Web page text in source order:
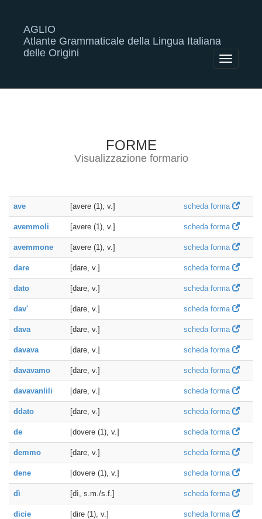
AGLIO
Atlante Grammaticale della Lingua Italiana
delle Origini
Toggle
FORME
Visualizzazione formario
ave [avere (1), v.] scheda forma
avemmoli [avere (1), v.] scheda forma
avemmone [avere (1), v.] scheda forma
dare [dare, v.] scheda forma
dato [dare, v.] scheda forma
dav' [dare, v.] scheda forma
dava [dare, v.] scheda forma
davava [dare, v.] scheda forma
davavamo [dare, v.] scheda forma
davavanlili [dare, v.] scheda forma
ddato [dare, v.] scheda forma
de [dovere (1), v.] scheda forma
demmo [dare, v.] scheda forma
dene [dovere (1), v.] scheda forma
dì [dì, s.m./s.f.] scheda forma
dicie [dire (1), v.] scheda forma